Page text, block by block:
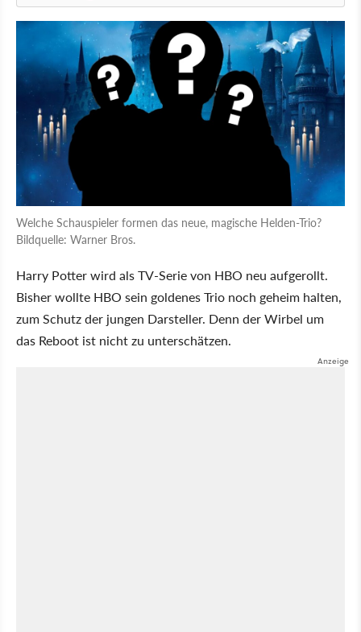
Welche Schauspieler formen das neue, magische Helden-Trio?
Bildquelle: Warner Bros.
Harry Potter wird als TV-Serie von HBO neu aufgerollt.
Bisher wollte HBO sein goldenes Trio noch geheim halten,
zum Schutz der jungen Darsteller. Denn der Wirbel um
das Reboot ist nicht zu unterschätzen.